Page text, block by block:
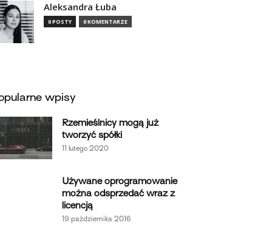
Aleksandra Łuba
0 POSTY 0 KOMENTARZE
wpisy
Rzemieślnicy mogą już
tworzyć spółki
11 lutego 2020
Używane oprogramowanie
można odsprzedać wraz z
licencją
19 października 2016